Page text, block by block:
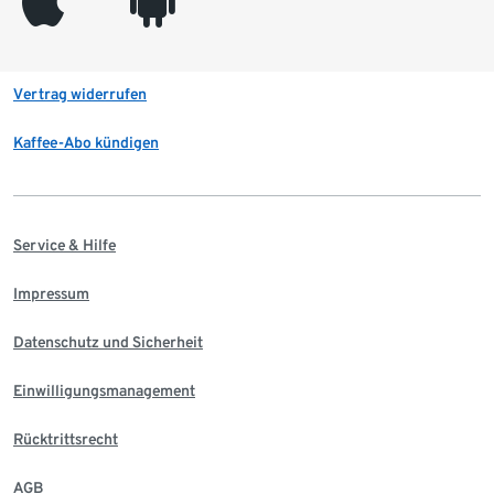
Vertrag widerrufen
Kaffee-Abo kündigen
Service & Hilfe
Impressum
Datenschutz und Sicherheit
Einwilligungsmanagement
Rücktrittsrecht
AGB